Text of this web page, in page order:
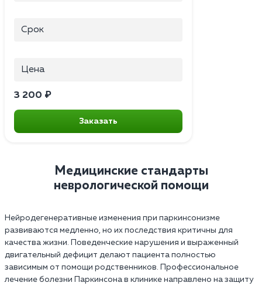
Срок
Цена
3 200 ₽
Заказать
Медицинские стандарты
неврологической помощи
Нейродегенеративные изменения при паркинсонизме
развиваются медленно, но их последствия критичны для
качества жизни. Поведенческие нарушения и выраженный
двигательный дефицит делают пациента полностью
зависимым от помощи родственников. Профессиональное
лечение болезни Паркинсона в клинике направлено на защиту